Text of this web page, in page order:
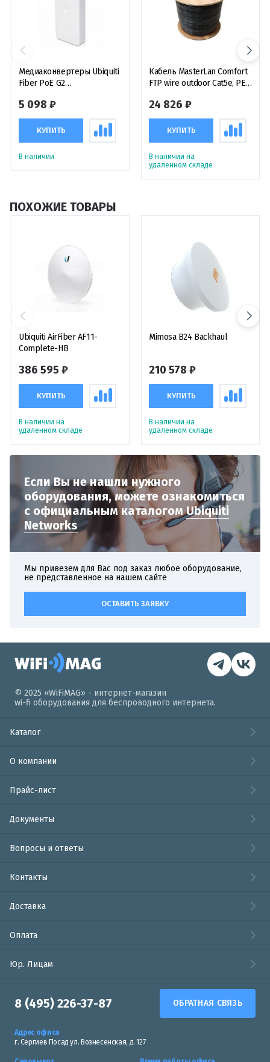
Медиаконвертеры Ubiquiti
Fiber PoE G2
5 098 ₽
КУПИТЬ
В наличии
Кабель MasterLan Comfort
FTP wire outdoor Cat5e, PE,
24 826 ₽
КУПИТЬ
В наличии на
удаленном складе
ПОХОЖИЕ ТОВАРЫ
Ubiquiti AirFiber AF11-
Complete-HB
386 595 ₽
КУПИТЬ
В наличии на
удаленном складе
Mimosa B24 Backhaul
210 578 ₽
КУПИТЬ
В наличии на
удаленном складе
Если Вы не нашли нужного
оборудования,можете ознакомиться
с официальнымкаталогомUbiquiti
Networks
Мы привезем для Вас под заказ любое оборудование,
не представленное на нашем сайте
ОСТАВИТЬ ЗАЯВКУ
© 2025 «WiFiMAG» - интернет-магазин
wi-fi оборудования для беспроводного интернета.
Каталог
О компании
Прайс-лист
Документы
Вопросы и ответы
Контакты
Доставка
Оплата
Юр. Лицам
8 (495) 226-37-87 ОБРАТНАЯ СВЯЗЬ
Адрес офиса
г. Сергиев Посад ул. Вознесенская, д. 127